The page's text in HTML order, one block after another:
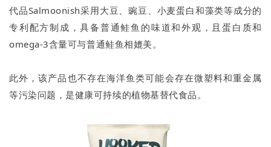
代品Salmoonish采用大豆、豌豆、小麦蛋白和藻类等成分的
专利配方制成，具备普通鲑鱼的味道和外观，且蛋白质和
omega-3含量可与普通鲑鱼相媲美。
此外，该产品也不存在海洋鱼类可能会存在微塑料和重金属
等污染问题，是健康可持续的植物基替代食品。